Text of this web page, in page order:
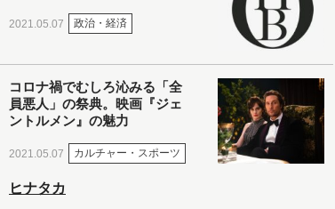
2021.05.07 政治・経済
コロナ禍でむしろ沁みる「全
員悪人」の祭典。映画『ジェ
ントルメン』の魅力
2021.05.07 カルチャー・スポーツ
ヒナタカ